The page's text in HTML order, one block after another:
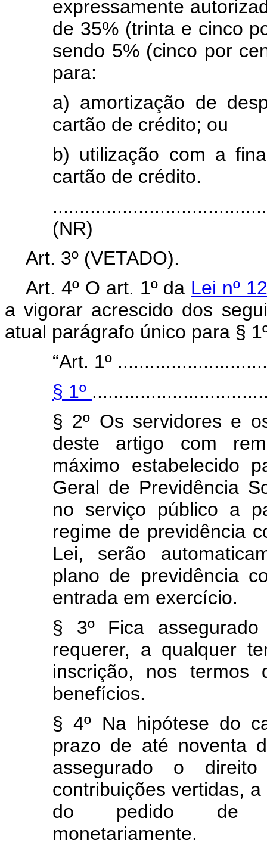
expressamente
de 35% (trinta e cinco
sendo 5% (cinco por
para:
a) amortização de
cartão de crédito; ou
b) utilização com a
cartão de crédito.
(NR)
Art. 3º (VETADO).
Art. 4º O art. 1º da Lei nº
a vigorar acrescido dos
atual parágrafo único para §
“Art. 1º
§ 1º
§ 2º Os servidores e
deste artigo com
máximo estabelecido
Geral de Previdência
no serviço público a
regime de previdência
Lei, serão
plano de previdência
entrada em exercício.
§ 3º Fica
requerer, a qualquer
inscrição, nos termos
benefícios.
§ 4º Na hipótese do
prazo de até noventa
assegurado o
contribuições vertidas,
do pedido de
monetariamente.